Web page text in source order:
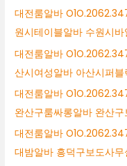
대전룸알바
원시테이블알바 수원시바
대전룸알바
산시여성알바 아산시퍼블
대전룸알바
완산구룸싸롱알바 완산구
대전룸알바
대밤알바 흥덕구보도사무